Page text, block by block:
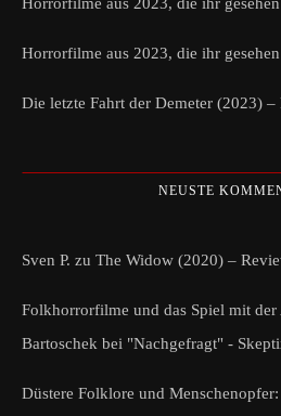
Horrorfilme aus 2023, die ihr
Die letzte Fahrt der Demeter (2023) –
NEUSTE
Sven P. zu The Widow (2020) –
Folkhorrorfilme und das Spiel mit der
Bartoschek bei "Nachgefragt" -
Düstere Folklore und